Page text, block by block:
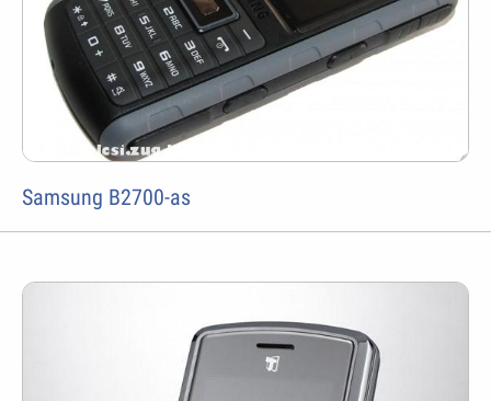
Samsung B2700-as